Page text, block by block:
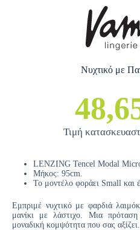
Νυχτικό με
Τιμή
LENZING Tencel Modal
Μήκος: 95cm.
Το μοντέλο φοράει Small και
Εμπριμέ νυχτικό με φαρδιά
μανίκι με λάστιχο. Μια
μοναδική κομψότητα που σας αξίζει.